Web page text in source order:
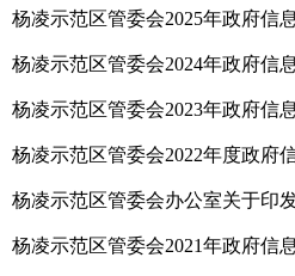
杨凌示范区管委会2025年政府信
杨凌示范区管委会2024年政府信
杨凌示范区管委会2023年政府信
杨凌示范区管委会2022年度政府
杨凌示范区管委会办公室关于印发
杨凌示范区管委会2021年政府信